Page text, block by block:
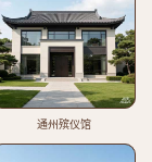
通州殡仪馆